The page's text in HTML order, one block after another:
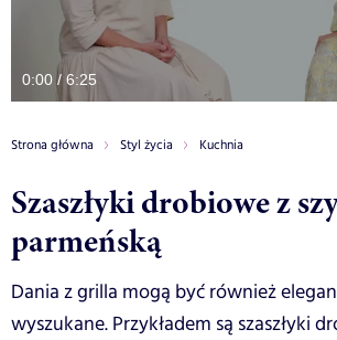
0:00 / 6:25
Strona główna Styl życia Kuchnia
Szaszłyki drobiowe z
parmeńską
Dania z grilla mogą być również
wyszukane. Przykładem są szaszłyki